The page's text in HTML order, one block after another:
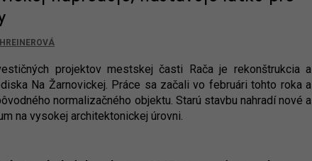
projektov mestskej časti Rača je rekonštrukcia a
Na Žarnovickej. Práce sa začali vo februári tohto roka a
normalizačného objektu. Starú stavbu nahradí nové a
na vysokej architektonickej úrovni.